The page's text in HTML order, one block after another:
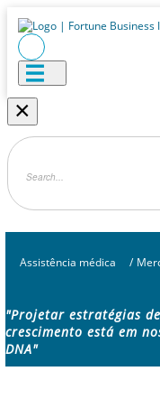
×
Assistência médica /
"Projetar estratégias de
crescimento está em
DNA"